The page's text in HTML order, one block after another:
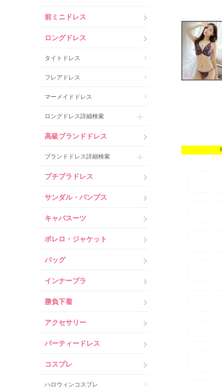
前ミニドレス
ロングドレス
タイトドレス
フレアドレス
マーメイドドレス
ロングドレス詳細検索
高級ブランドドレス
ブランドドレス詳細検索
プチプラドレス
サンダル・パンプス
キャバスーツ
ボレロ・ジャケット
バッグ
インナーブラ
勝負下着
アクセサリー
パーティードレス
コスプレ
ハロウィンコスプレ